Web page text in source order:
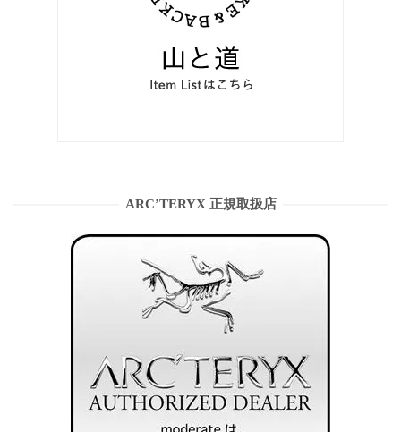
ARC’TERYX 正規取扱店